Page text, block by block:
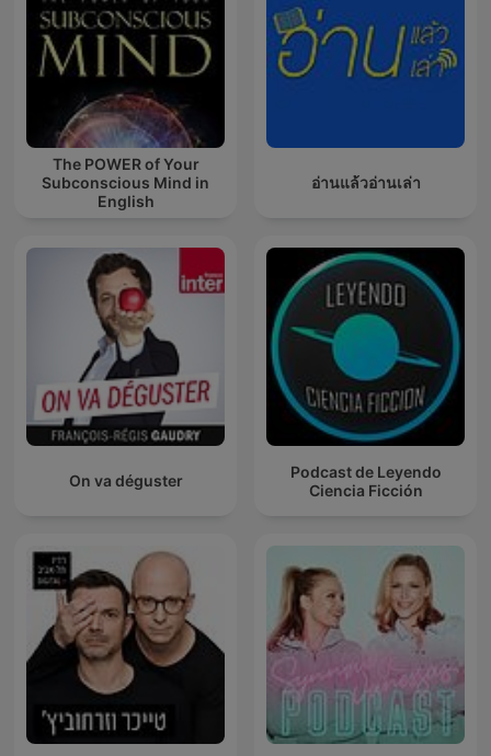
The POWER of Your
Subconscious Mind in
English
อ่านแล้วอ่านเล่า
On va déguster
Podcast de Leyendo
Ciencia Ficción